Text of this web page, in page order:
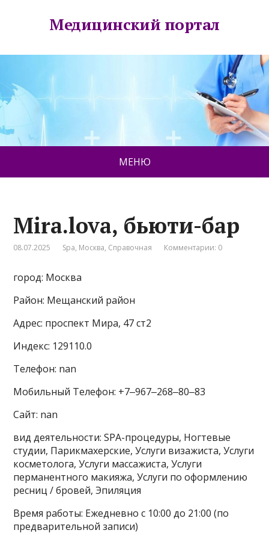
Медицинский портал
МЕНЮ
Mira.lova, бьюти-бар
08.07.2025 Spa, Москва, Справочная Комментарии: 0
город: Москва
Район: Мещанский район
Адрес: проспект Мира, 47 ст2
Индекс: 129110.0
Телефон: nan
Мобильный Телефон: +7‒967‒268‒80‒83
Сайт: nan
вид деятельности: SPA-процедуры, Ногтевые
студии, Парикмахерские, Услуги визажиста, Услуги
косметолога, Услуги массажиста, Услуги
перманентного макияжа, Услуги по оформлению
ресниц / бровей, Эпиляция
Время работы: Ежедневно с 10:00 до 21:00 (по
предварительной записи)